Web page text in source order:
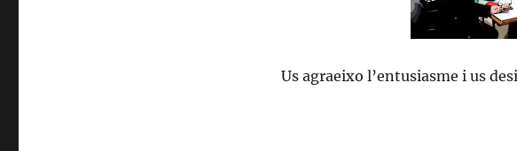
Us agraeixo l’entusiasme i us